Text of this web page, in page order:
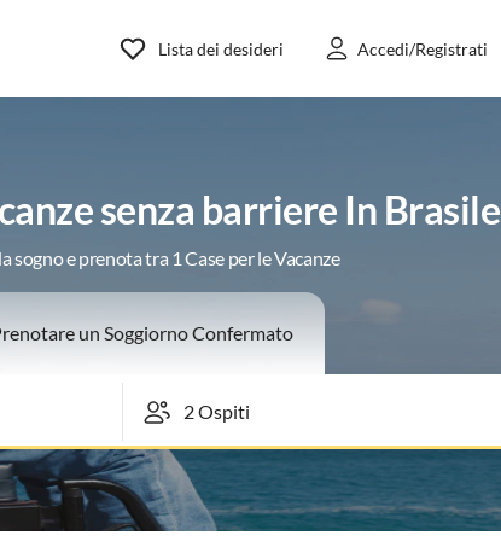
Lista dei desideri Accedi/Registrati
senza barriere In Brasile
e prenota tra 1 Case per le Vacanze
un Soggiorno Confermato